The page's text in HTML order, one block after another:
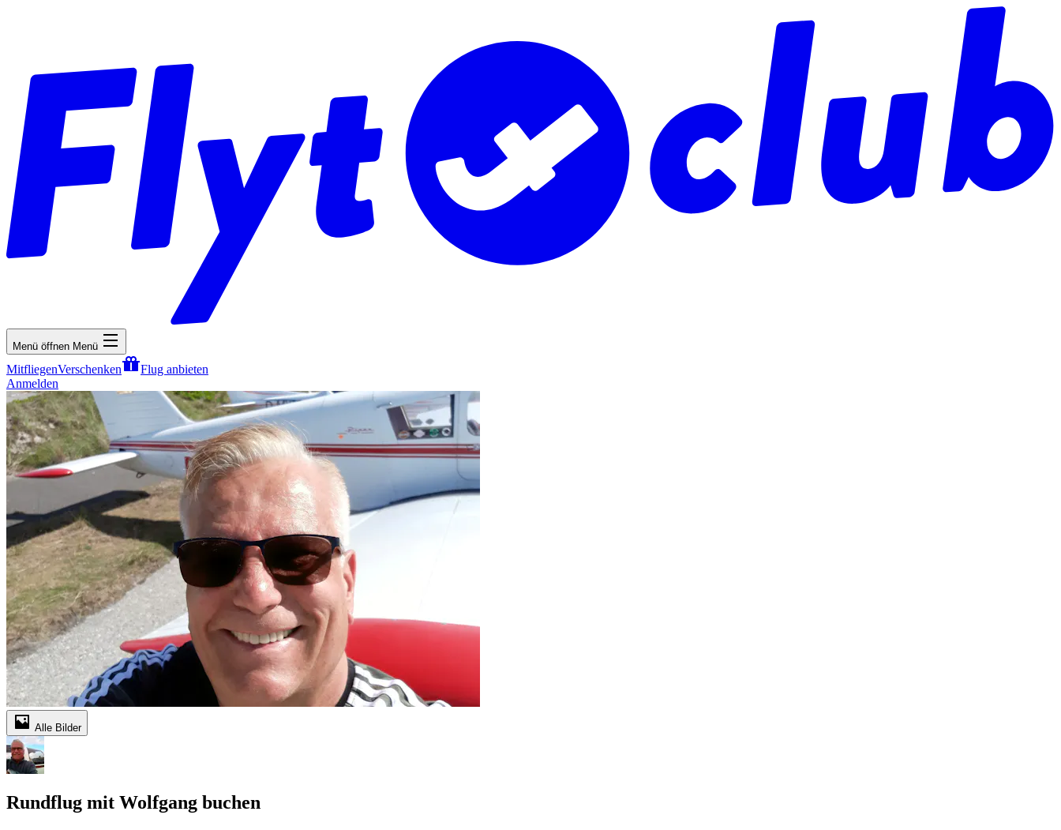
Menü öffnen Menü
MitfliegenVerschenken
Flug anbieten
Anmelden
Alle Bilder
Rundflug mit Wolfgang buchen